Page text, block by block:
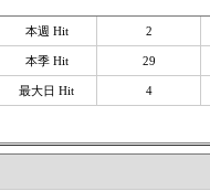
本週 Hit 2
本季 Hit 29
最大日 Hit 4